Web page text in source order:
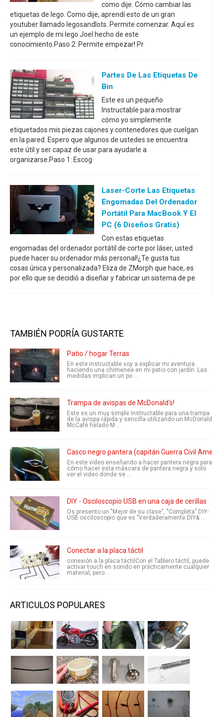
como dije. Cómo cambiar las
etiquetas de lego. Como dije, aprendí esto de un gran
youtuber llamado legosandlots. Permite comenzar. Aquí es
un ejemplo de mi lego Joel hecho de este
conocimiento.Paso 2: Permite empezar! Pr
Partes De Las Etiquetas De
Bin
Este es un pequeño
Instructable para mostrar
cómo yo simplemente
etiquetados mis piezas cajones y contenedores que cuelgan
en la pared. Espero que algunos de ustedes se encuentra
este útil y ser capaz de usar para ayudarle a
organizarse.Paso 1: Escog
Laser-Corte Las Etiquetas
Engomadas Del Ordenador
Portátil Para MacBook Y El
PC (6 Diseños Gratis)
Con estas etiquetas
engomadas del ordenador portátil de corte por láser, usted
puede hacer su ordenador más personal!¿Te gusta tus
cosas única y personalizada? Eliza de ZMorph que hace, es
por ello que se decidió a diseñar y fabricar un sistema de pe
TAMBIÉN PODRÍA GUSTARTE
Patio / hogar Terras
En este instructable voy a explicar mi aventura
haciendo una chimenea en mi patio con jardín. Las
medidas implican un po ...
Trampa de avispas de McDonald's!
Este es un muy simple Instructable para una trampa
de la avispa rápida y sencilla utilizando un McDonald
McCafé helado M ...
Casco negro pantera (capitán Guerra Civil
En este video enseñando a hacer pantera negra para
cómo hacer esta máscara de pantera negra y solo
ver el video donde se ...
DIY - Osciloscopio USB en una caja de cerillas
Os presento un "Mejor de su clase", "Completa" DIY-
USB osciloscopio que es "Verdaderamente DIY& ...
Conectar a la placa táctil
conexión a la placa táctilCon el Tablero táctil, puede
activar touch en sonido en prácticamente cualquier
material, pero ...
ARTICULOS POPULARES